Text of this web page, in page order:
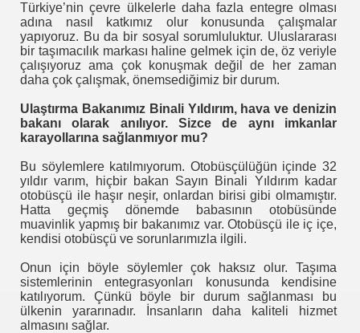
Türkiye’nin çevre ülkelerle daha fazla entegre olması
adına nasıl katkımız olur konusunda çalışmalar
yapıyoruz. Bu da bir sosyal sorumluluktur. Uluslararası
bir taşımacılık markası haline gelmek için de, öz veriyle
çalışıyoruz ama çok konuşmak değil de her zaman
daha çok çalışmak, önemsediğimiz bir durum.
Ulaştırma Bakanımız Binali Yıldırım, hava ve denizin
bakanı olarak anılıyor. Sizce de aynı imkanlar
karayollarına sağlanmıyor mu?
Bu söylemlere katılmıyorum. Otobüsçülüğün içinde 32
yıldır varım, hiçbir bakan Sayın Binali Yıldırım kadar
otobüsçü ile haşır neşir, onlardan birisi gibi olmamıştır.
Hatta geçmiş dönemde babasının otobüsünde
muavinlik yapmış bir bakanımız var. Otobüsçü ile iç içe,
kendisi otobüsçü ve sorunlarımızla ilgili.
Onun için böyle söylemler çok haksız olur. Taşıma
sistemlerinin entegrasyonları konusunda kendisine
katılıyorum. Çünkü böyle bir durum sağlanması bu
ülkenin yararınadır. İnsanların daha kaliteli hizmet
almasını sağlar.
İş te.
İBB=>10 Kıbesi Soygun Olanların İbretlik Dersi - İBB -
KALDIRIMCI
İMMO TTGV